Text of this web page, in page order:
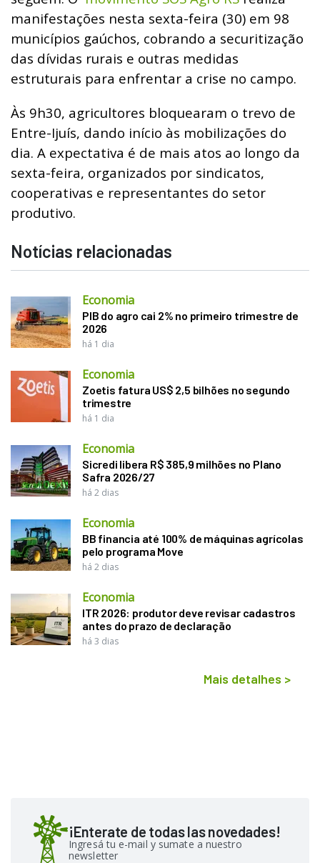
manifestações nesta sexta-feira (30) em 98
municípios gaúchos, cobrando a securitização
das dívidas rurais e outras medidas
estruturais para enfrentar a crise no campo.
Às 9h30, agricultores bloquearam o trevo de
Entre-Ijuís, dando início às mobilizações do
dia. A expectativa é de mais atos ao longo da
sexta-feira, organizados por sindicatos,
cooperativas e representantes do setor
produtivo.
Notícias relacionadas
Economia
PIB do agro cai 2% no primeiro trimestre de
2026
há 1 dia
Economia
Zoetis fatura US$ 2,5 bilhões no segundo
trimestre
há 1 dia
Economia
Sicredi libera R$ 385,9 milhões no Plano
Safra 2026/27
há 2 dias
Economia
BB financia até 100% de máquinas agrícolas
pelo programa Move
há 2 dias
Economia
ITR 2026: produtor deve revisar cadastros
antes do prazo de declaração
há 3 dias
Mais detalhes >
¡Enterate de todas las novedades!
Ingresá tu e-mail y sumate a nuestro
newsletter